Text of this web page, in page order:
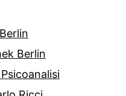
Berlin